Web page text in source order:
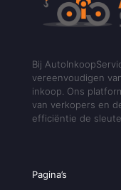
Bij
vereenvoudigen
inkoop. Ons
van verkopers en
efficiëntie de
Pagina’s